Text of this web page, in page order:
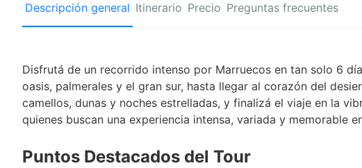
Descripción general Itinerario Precio Preguntas frecuentes
Disfrutá de un recorrido intenso por Marruecos en tan solo 6
oasis, palmerales y el gran sur, hasta llegar al corazón del
camellos, dunas y noches estrelladas, y finalizá el viaje en la
quienes buscan una experiencia intensa, variada y memorable
Puntos Destacados del Tour